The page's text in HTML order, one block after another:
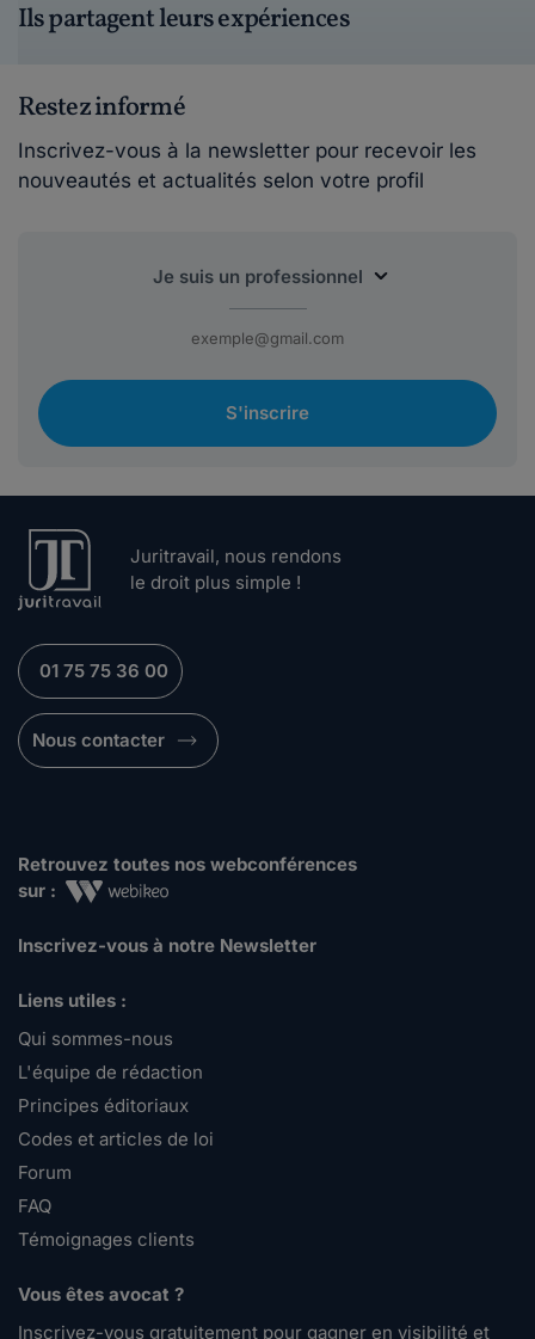
Ils partagent leurs expériences
Restez informé
Inscrivez-vous à la newsletter pour recevoir les
nouveautés et actualités selon votre profil
S'inscrire
Juritravail, nous rendons
le droit plus simple !
01 75 75 36 00
Nous contacter
Retrouvez toutes nos webconférences
sur :
Inscrivez-vous à notre Newsletter
Liens utiles :
Qui sommes-nous
L'équipe de rédaction
Principes éditoriaux
Codes et articles de loi
Forum
FAQ
Témoignages clients
Vous êtes avocat ?
Inscrivez-vous gratuitement pour gagner en visibilité et